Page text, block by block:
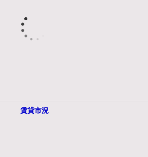
賃貸市況